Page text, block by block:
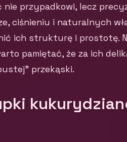
nie przypadkowi, lecz
ciśnieniu i naturalnych
ich strukturę i prostotę.
pamiętać, że za ich
przekąski.